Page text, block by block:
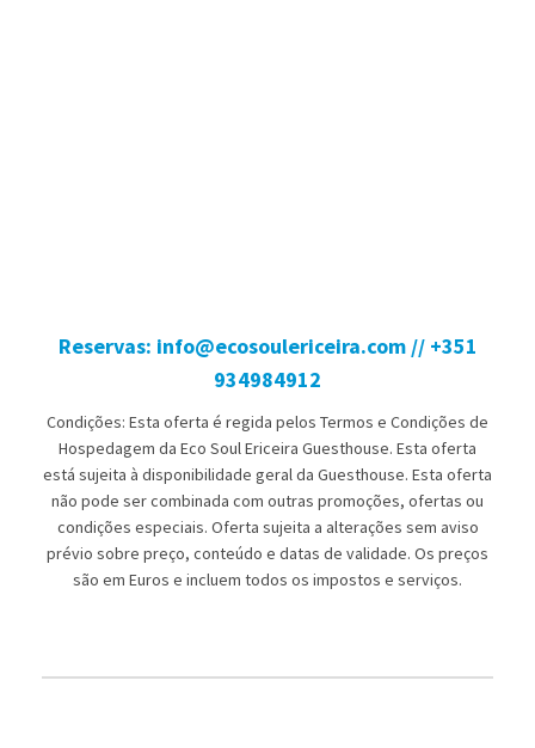
Reservas: info@ecosoulericeira.com // +351
934984912
Condições: Esta oferta é regida pelos Termos e Condições de
Hospedagem da Eco Soul Ericeira Guesthouse. Esta oferta
está sujeita à disponibilidade geral da Guesthouse. Esta oferta
não pode ser combinada com outras promoções, ofertas ou
condições especiais. Oferta sujeita a alterações sem aviso
prévio sobre preço, conteúdo e datas de validade. Os preços
são em Euros e incluem todos os impostos e serviços.